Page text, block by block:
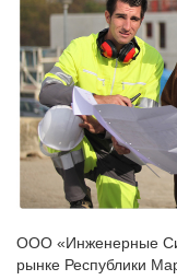
ООО «Инженерные
рынке Республики